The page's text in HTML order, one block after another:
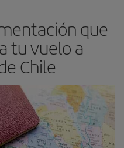
que
tu vuelo a
Chile